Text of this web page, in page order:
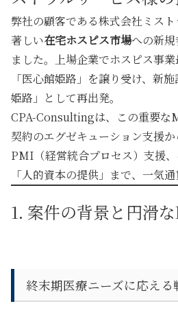
弊社の顧客である株式会社ミス
著しい在宅ホスピス市場への新
ました。上場企業でホスピス事
「医心館姫路」を譲り受け、 新施
姫路」 として再出発。
CPA-Consultingは、この重要な
契約のエグゼキューション支援
PMI（経営統合プロセス）支援
「人的資本の提供」 まで、一気通
1. 案件の背景と円滑
終末期医療ニーズに応え